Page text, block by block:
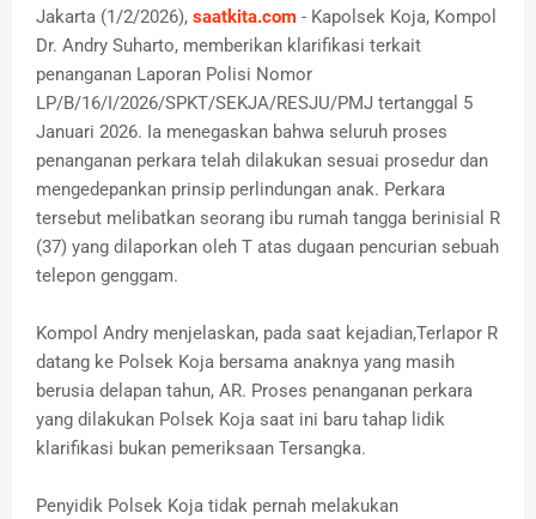
Jakarta (1/2/2026), saatkita.com - Kapolsek Koja, Kompol
Dr. Andry Suharto, memberikan klarifikasi terkait
penanganan Laporan Polisi Nomor
LP/B/16/I/2026/SPKT/SEKJA/RESJU/PMJ tertanggal 5
Januari 2026. Ia menegaskan bahwa seluruh proses
penanganan perkara telah dilakukan sesuai prosedur dan
mengedepankan prinsip perlindungan anak. Perkara
tersebut melibatkan seorang ibu rumah tangga berinisial R
(37) yang dilaporkan oleh T atas dugaan pencurian sebuah
telepon genggam.
Kompol Andry menjelaskan, pada saat kejadian,Terlapor R
datang ke Polsek Koja bersama anaknya yang masih
berusia delapan tahun, AR. Proses penanganan perkara
yang dilakukan Polsek Koja saat ini baru tahap lidik
klarifikasi bukan pemeriksaan Tersangka.
Penyidik Polsek Koja tidak pernah melakukan